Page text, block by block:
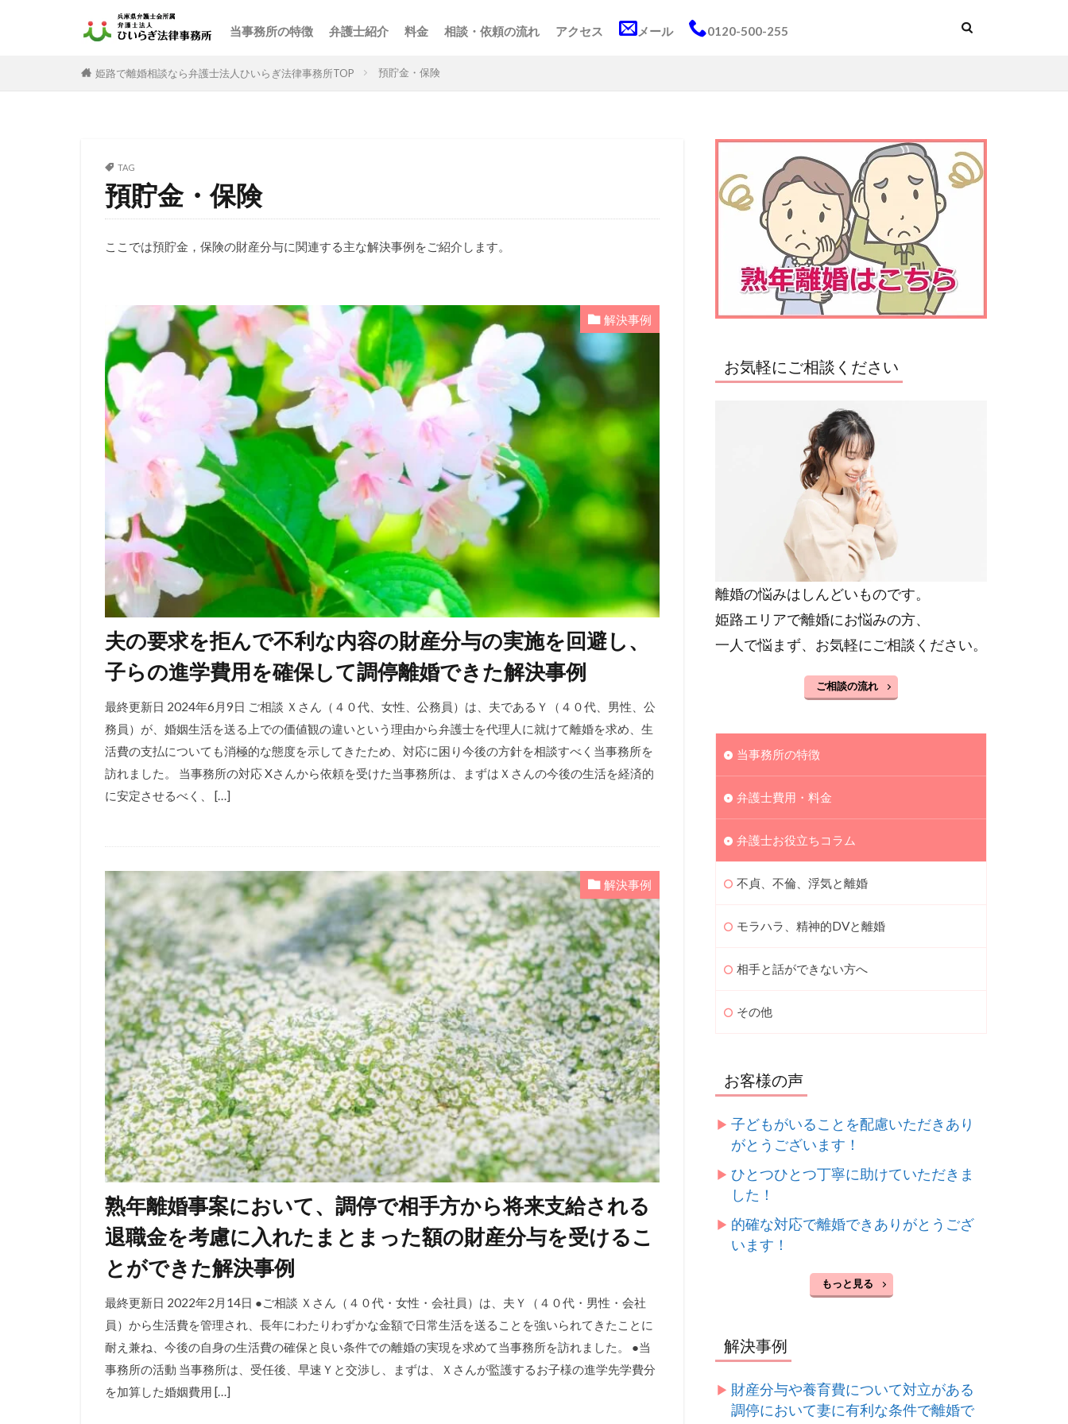
当事務所の特徴 弁護士紹介 料金 相談・依頼の流れ アクセス メール 0120-500-255
姫路で離婚相談なら弁護士法人ひいらぎ法律事務所TOP 預貯金・保険
TAG
預貯金・保険
ここでは預貯金，保険の財産分与に関連する主な解決事例をご紹介します。
解決事例
夫の要求を拒んで不利な内容の財産分与の実施を回避し、
子らの進学費用を確保して調停離婚できた解決事例
最終更新日 2024年6月9日 ご相談 Ｘさん（４０代、女性、公務員）は、夫であるＹ（４０代、男性、公
務員）が、婚姻生活を送る上での価値観の違いという理由から弁護士を代理人に就けて離婚を求め、生
活費の支払についても消極的な態度を示してきたため、対応に困り今後の方針を相談すべく当事務所を
訪れました。 当事務所の対応 Xさんから依頼を受けた当事務所は、まずはＸさんの今後の生活を経済的
に安定させるべく、 […]
解決事例
熟年離婚事案において、調停で相手方から将来支給される
退職金を考慮に入れたまとまった額の財産分与を受けるこ
とができた解決事例
最終更新日 2022年2月14日 ●ご相談 Ｘさん（４０代・女性・会社員）は、夫Ｙ（４０代・男性・会社
員）から生活費を管理され、長年にわたりわずかな金額で日常生活を送ることを強いられてきたことに
耐え兼ね、今後の自身の生活費の確保と良い条件での離婚の実現を求めて当事務所を訪れました。 ●当
事務所の活動 当事務所は、受任後、早速Ｙと交渉し、まずは、Ｘさんが監護するお子様の進学先学費分
を加算した婚姻費用 […]
お気軽にご相談ください
離婚の悩みはしんどいものです。
姫路エリアで離婚にお悩みの方、
一人で悩まず、お気軽にご相談ください。
ご相談の流れ
当事務所の特徴
弁護士費用・料金
弁護士お役立ちコラム
不貞、不倫、浮気と離婚
モラハラ、精神的DVと離婚
相手と話ができない方へ
その他
お客様の声
子どもがいることを配慮いただきあり
がとうございます！
ひとつひとつ丁寧に助けていただきま
した！
的確な対応で離婚できありがとうござ
います！
もっと見る
解決事例
財産分与や養育費について対立がある
調停において妻に有利な条件で離婚で